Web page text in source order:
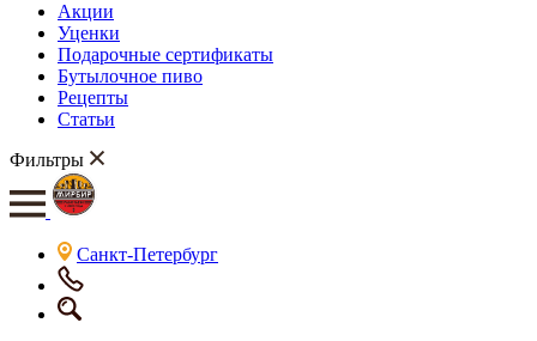
Акции
Уценки
Подарочные сертификаты
Бутылочное пиво
Рецепты
Статьи
Фильтры
Санкт-Петербург